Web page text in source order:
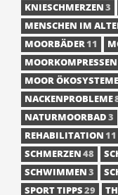
KNIESCHMERZEN3
MENSCHEN IM
MOORBÄDER11
MOORKOMPRESSEN
MOOR ÖKOSYSTEME
NACKENPROBLEME
NATURMOORBAD3
REHABILITATION11
SCHMERZEN48
SCHWIMMEN3
SPORT TIPPS29